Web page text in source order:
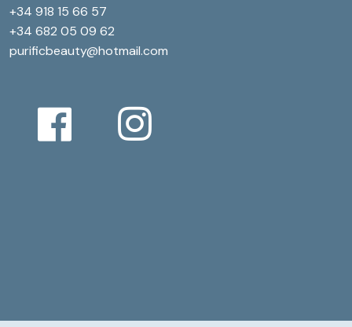
+34 918 15 66 57
+34 682 05 09 62
purificbeauty@hotmail.com